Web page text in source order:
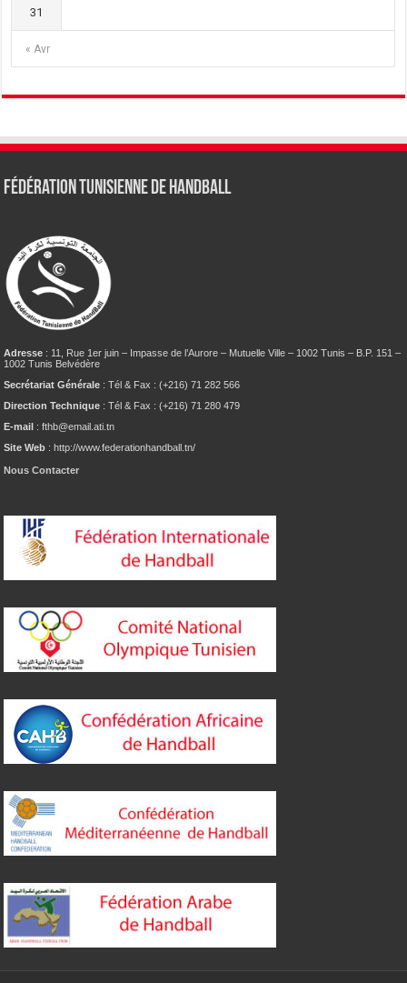
« Avr
31
Fédération tunisienne de Handball
Adresse : 11, Rue 1er juin – Impasse de l’Aurore – Mutuelle Ville – 1002 Tunis – B.P. 151 –
1002 Tunis Belvédère
Secrétariat Générale : Tél & Fax : (+216) 71 282 566
Direction Technique : Tél & Fax : (+216) 71 280 479
E-mail : fthb@email.ati.tn
Site Web : http://www.federationhandball.tn/
Nous Contacter